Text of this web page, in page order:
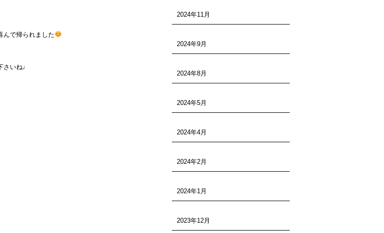
んで帰られました
さいね♩
2024年11月
2024年9月
2024年8月
2024年5月
2024年4月
2024年2月
2024年1月
2023年12月